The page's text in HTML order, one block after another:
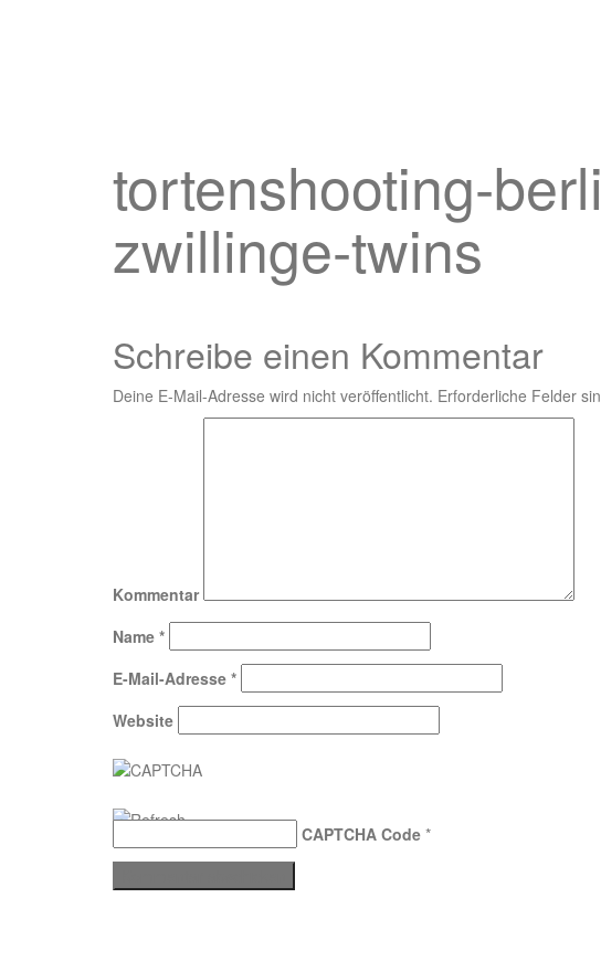
tortenshooting-
zwillinge-twins
Schreibe einen Kommentar
Deine E-Mail-Adresse wird nicht veröffentlicht. Erforderliche Felder
Kommentar
Name *
E-Mail-Adresse *
Website
CAPTCHA Code *